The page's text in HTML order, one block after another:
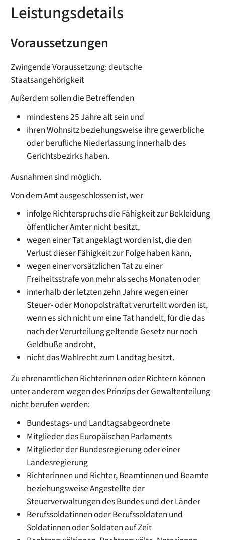
Leistungsdetails
Voraussetzungen
Zwingende Voraussetzung: deutsche
Staatsangehörigkeit
Außerdem sollen die Betreffenden
mindestens 25 Jahre alt sein und
ihren Wohnsitz beziehungsweise ihre gewerbliche
oder berufliche Niederlassung innerhalb des
Gerichtsbezirks haben.
Ausnahmen sind möglich.
Von dem Amt ausgeschlossen ist, wer
infolge Richterspruchs die Fähigkeit zur Bekleidung
öffentlicher Ämter nicht besitzt,
wegen einer Tat angeklagt worden ist, die den
Verlust dieser Fähigkeit zur Folge haben kann,
wegen einer vorsätzlichen Tat zu einer
Freiheitsstrafe von mehr als sechs Monaten oder
innerhalb der letzten zehn Jahre wegen einer
Steuer- oder Monopolstraftat verurteilt worden ist,
wenn es sich nicht um eine Tat handelt, für die das
nach der Verurteilung geltende Gesetz nur noch
Geldbuße androht,
nicht das Wahlrecht zum Landtag besitzt.
Zu ehrenamtlichen Richterinnen oder Richtern können
unter anderem wegen des Prinzips der Gewaltenteilung
nicht berufen werden:
Bundestags- und Landtagsabgeordnete
Mitglieder des Europäischen Parlaments
Mitglieder der Bundesregierung oder einer
Landesregierung
Richterinnen und Richter, Beamtinnen und Beamte
beziehungsweise Angestellte der
Steuerverwaltungen des Bundes und der Länder
Berufssoldatinnen oder Berufssoldaten und
Soldatinnen oder Soldaten auf Zeit